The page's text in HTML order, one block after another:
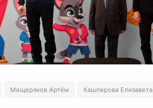
Мещеряков Артём Кашперова Елизавета